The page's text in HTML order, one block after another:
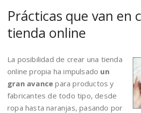
Prácticas que van en
tienda online
La posibilidad de crear una tienda
online propia ha impulsado un
gran avancepara productos y
fabricantes de todo tipo, desde
ropa hasta naranjas, pasando por